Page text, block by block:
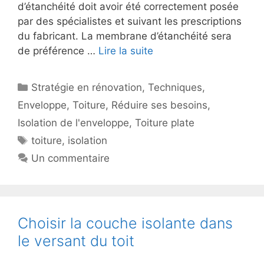
d’étanchéité doit avoir été correctement posée
par des spécialistes et suivant les prescriptions
du fabricant. La membrane d’étanchéité sera
de préférence … Lire la suite
Catégories
Stratégie en rénovation,Techniques,
Enveloppe, Toiture, Réduire ses besoins,
Isolation de l'enveloppe, Toiture plate
Étiquettes
toiture, isolation
Un commentaire
Choisir la couche isolante dans
le versant du toit